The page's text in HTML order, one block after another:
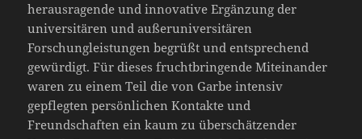
herausragende und innovative Ergänzung der
universitären und außeruniversitären
Forschungleistungen begrüßt und entsprechend
gewürdigt. Für dieses fruchtbringende Miteinander
waren zu einem Teil die von Garbe intensiv
gepflegten persönlichen Kontakte und
Freundschaften ein kaum zu überschätzender